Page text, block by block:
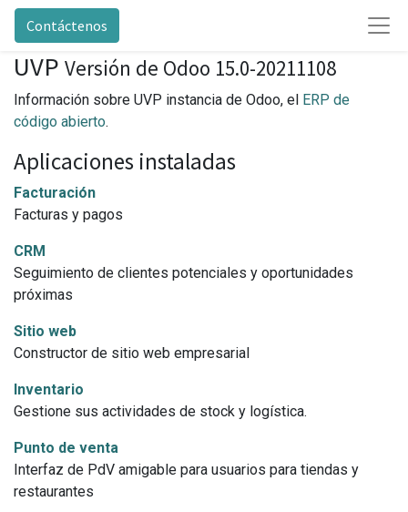
Contáctenos
UVP Versión de Odoo 15.0-20211108
Información sobre UVP instancia de Odoo, el ERP de
código abierto.
Aplicaciones instaladas
Facturación
Facturas y pagos
CRM
Seguimiento de clientes potenciales y oportunidades
próximas
Sitio web
Constructor de sitio web empresarial
Inventario
Gestione sus actividades de stock y logística.
Punto de venta
Interfaz de PdV amigable para usuarios para tiendas y
restaurantes